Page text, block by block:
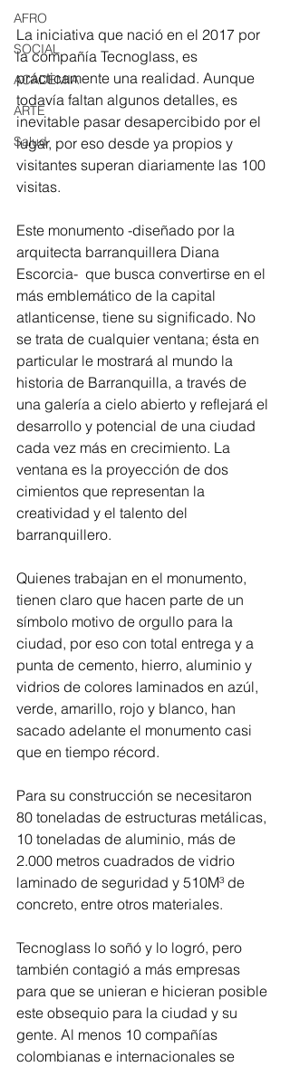
AFRO
SOCIAL
ACADEMIA
ARTE
Salud
La iniciativa que nació en el 2017 por
la compañía Tecnoglass, es
prácticamente una realidad. Aunque
todavía faltan algunos detalles, es
inevitable pasar desapercibido por el
lugar, por eso desde ya propios y
visitantes superan diariamente las 100
visitas.
Este monumento -diseñado por la
arquitecta barranquillera Diana
Escorcia-  que busca convertirse en el
más emblemático de la capital
atlanticense, tiene su significado. No
se trata de cualquier ventana; ésta en
particular le mostrará al mundo la
historia de Barranquilla, a través de
una galería a cielo abierto y reflejará el
desarrollo y potencial de una ciudad
cada vez más en crecimiento. La
ventana es la proyección de dos
cimientos que representan la
creatividad y el talento del
barranquillero.
Quienes trabajan en el monumento,
tienen claro que hacen parte de un
símbolo motivo de orgullo para la
ciudad, por eso con total entrega y a
punta de cemento, hierro, aluminio y
vidrios de colores laminados en azúl,
verde, amarillo, rojo y blanco, han
sacado adelante el monumento casi
que en tiempo récord.
Para su construcción se necesitaron
80 toneladas de estructuras metálicas,
10 toneladas de aluminio, más de
2.000 metros cuadrados de vidrio
laminado de seguridad y 510M³ de
concreto, entre otros materiales.
Tecnoglass lo soñó y lo logró, pero
también contagió a más empresas
para que se unieran e hicieran posible
este obsequio para la ciudad y su
gente. Al menos 10 compañías
colombianas e internacionales se